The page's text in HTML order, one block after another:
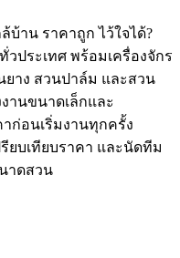
บ้าน ราคาถูก ไว้ใจได้?
ประเทศ พร้อมเครื่องจักร
าง สวนปาล์ม และสวน
านขนาดเล็กและ
ก่อนเริ่มงานทุกครั้ง
ยบเทียบราคา และนัดทีม
าดสวน